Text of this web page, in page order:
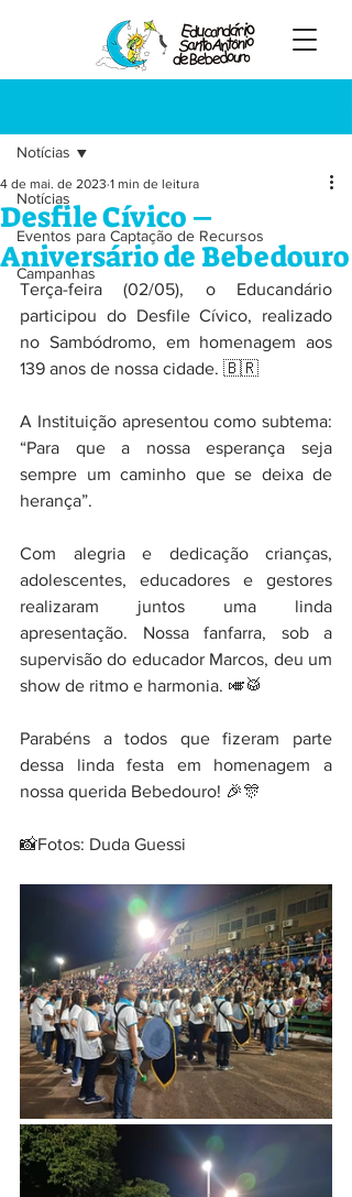
Notícias
Eventos para Captação de Recursos
Campanhas
Notícias
Desfile Cívico –
Aniversário de Bebedouro
4 de mai. de 2023 1 min de leitura
Terça-feira (02/05), o Educandário
participou do Desfile Cívico, realizado
no Sambódromo, em homenagem aos
139 anos de nossa cidade. 🇧🇷
A Instituição apresentou como subtema:
“Para que a nossa esperança seja
sempre um caminho que se deixa de
herança”.
Com alegria e dedicação crianças,
adolescentes, educadores e gestores
realizaram juntos uma linda
apresentação. Nossa fanfarra, sob a
supervisão do educador Marcos, deu um
show de ritmo e harmonia. 🎺🥁
Parabéns a todos que fizeram parte
dessa linda festa em homenagem a
nossa querida Bebedouro! 🎉🎊
📸Fotos: Duda Guessi